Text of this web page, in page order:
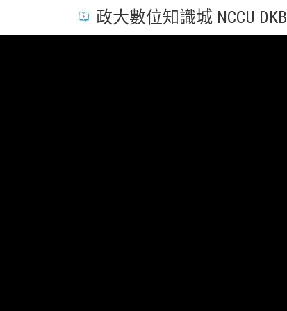
政大數位知識城 NCCU DKB